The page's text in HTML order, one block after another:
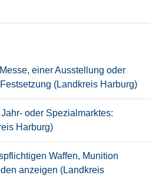
einer Ausstellung oder
(Landkreis Harburg)
oder Spezialmarktes:
Harburg)
Waffen, Munition
anzeigen (Landkreis